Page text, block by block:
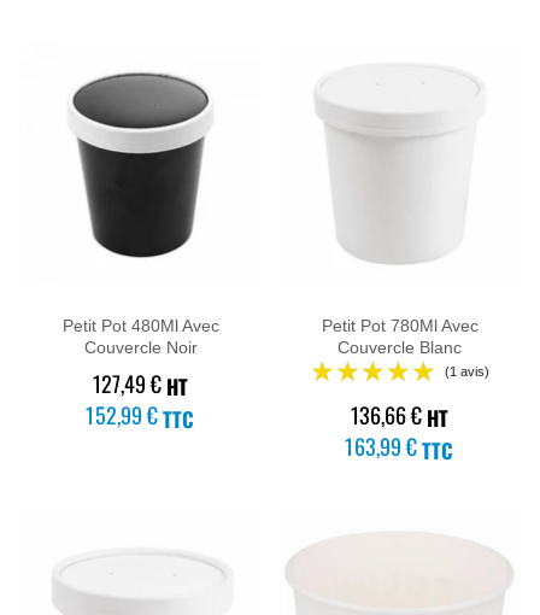
Petit Pot 480Ml Avec
Couvercle Noir
127,49 € HT
152,99 €TTC
Petit Pot 780Ml Avec
Couvercle Blanc
136,66 € HT
163,99 €TTC